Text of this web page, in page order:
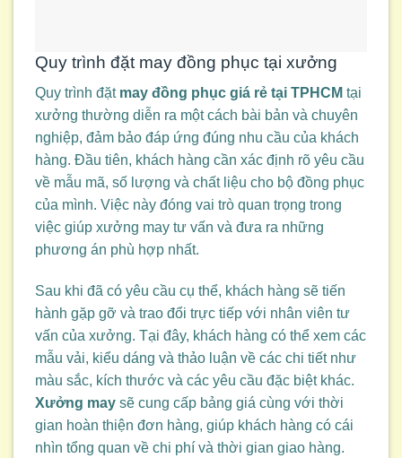
Quy trình đặt may đồng phục tại xưởng
Quy trình đặt may đồng phục giá rẻ tại TPHCM tại
xưởng thường diễn ra một cách bài bản và chuyên
nghiệp, đảm bảo đáp ứng đúng nhu cầu của khách
hàng. Đầu tiên, khách hàng cần xác định rõ yêu cầu
về mẫu mã, số lượng và chất liệu cho bộ đồng phục
của mình. Việc này đóng vai trò quan trọng trong
việc giúp xưởng may tư vấn và đưa ra những
phương án phù hợp nhất.
Sau khi đã có yêu cầu cụ thể, khách hàng sẽ tiến
hành gặp gỡ và trao đổi trực tiếp với nhân viên tư
vấn của xưởng. Tại đây, khách hàng có thể xem các
mẫu vải, kiểu dáng và thảo luận về các chi tiết như
màu sắc, kích thước và các yêu cầu đặc biệt khác.
Xưởng may sẽ cung cấp bảng giá cùng với thời
gian hoàn thiện đơn hàng, giúp khách hàng có cái
nhìn tổng quan về chi phí và thời gian giao hàng.